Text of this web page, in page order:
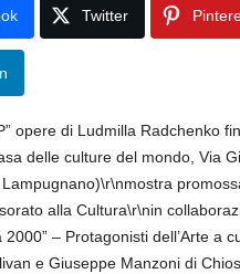
Twitter
opere di Ludmilla Radchenko
delle culture del mondo, Via
alla Cultura\r\nin
2000” – Protagonisti dell’Arte a
e Giuseppe Manzoni di